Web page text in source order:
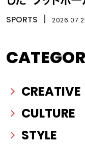
SPORTS 2026.07.21
CREATIVE
CULTURE
STYLE